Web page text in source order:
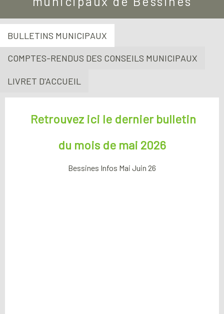
BULLETINS MUNICIPAUX
COMPTES-RENDUS DES CONSEILS MUNICIPAUX
LIVRET D'ACCUEIL
Retrouvez ici le dernier bulletin
du mois de mai 2026
Bessines Infos Mai Juin 26